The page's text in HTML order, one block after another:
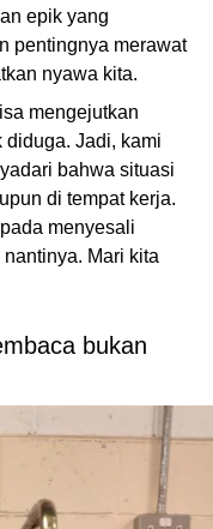
epik yang
pentingnya merawat
nyawa kita.
mengejutkan
diduga. Jadi, kami
bahwa situasi
di tempat kerja.
menyesali
Mari kita
bukan